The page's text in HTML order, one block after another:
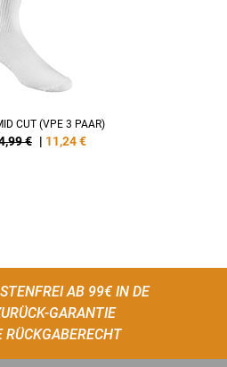
CUT (VPE 3 PAAR)
€ | 11,24€
AB 99€ IN DE
GARANTIE
RÜCKGABERECHT